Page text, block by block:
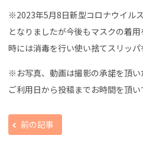
※2023年5月8日新型コロナウイル
となりましたが今後もマスクの着
時には消毒を行い使い捨てスリッパ
※お写真、動画は撮影の承諾を頂い
ご利用日から投稿までお時間を頂い
前の記事